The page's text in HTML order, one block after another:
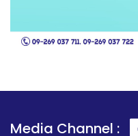
Media Channel :